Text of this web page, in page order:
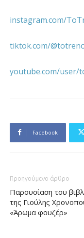
instagram.com/
tiktok.com/
youtube.com/
Facebook
Προηγούμενο άρθρο
Παρουσίαση του
της Γιούλης
«Άρωμα φουζέρ»